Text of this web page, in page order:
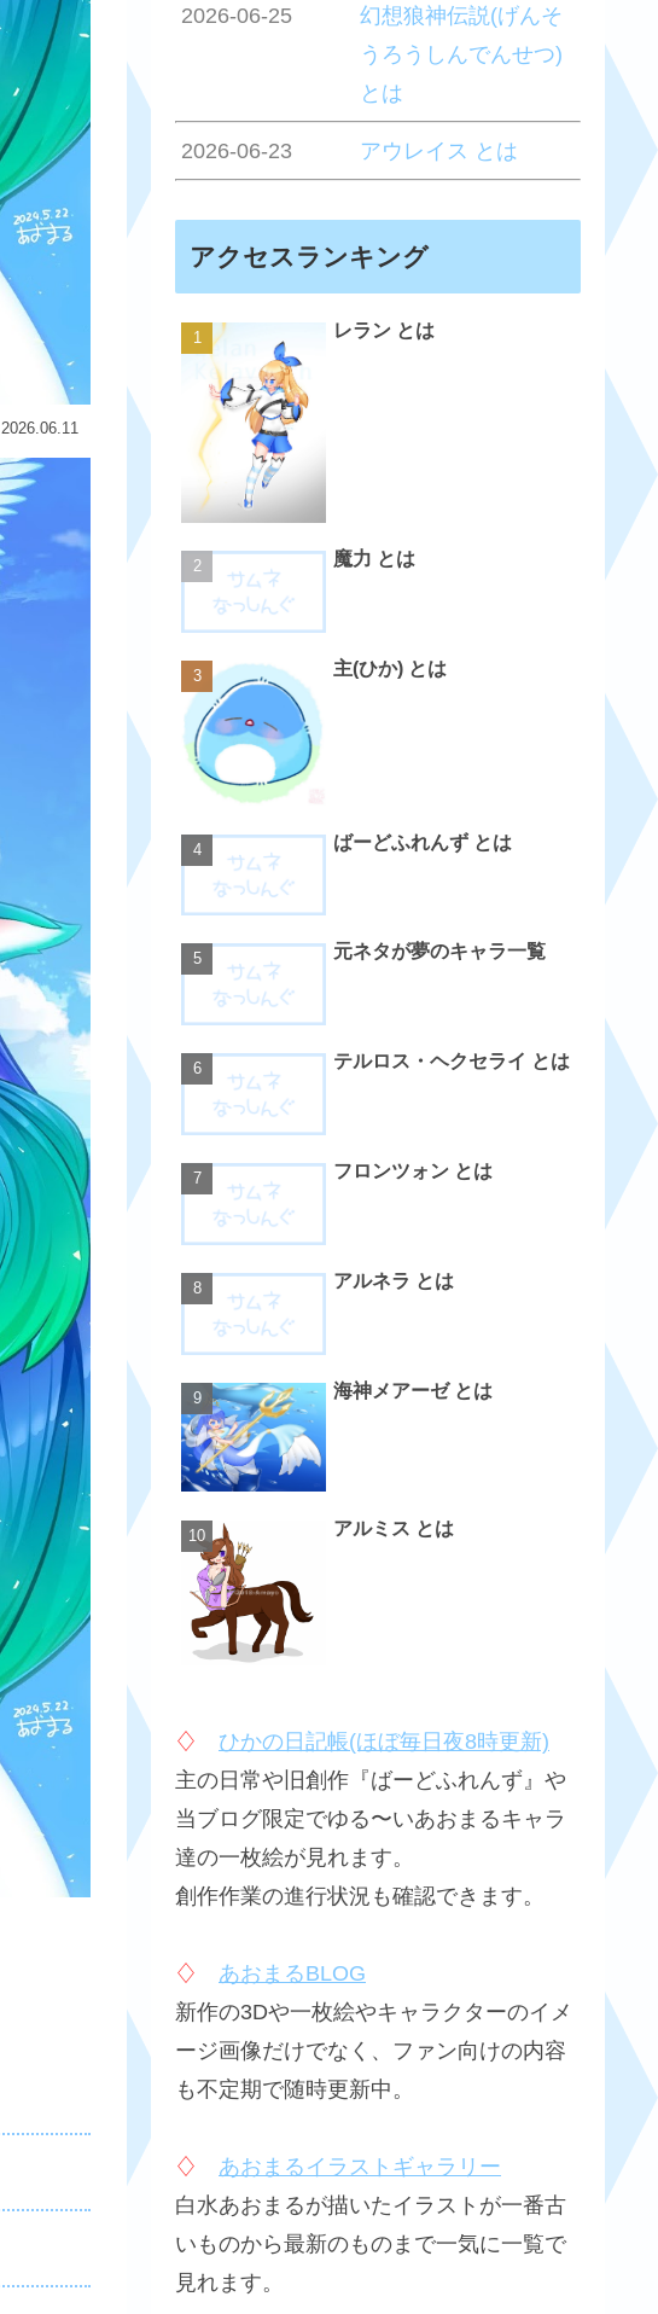
2026.06.11
2026-06-25
幻想狼神伝説(げんそ
うろうしんでんせつ)
とは
2026-06-23 アウレイス とは
アクセスランキング
レラン とは
魔力 とは
主(ひか) とは
ばーどふれんず とは
元ネタが夢のキャラ一覧
テルロス・ヘクセライ とは
フロンツォン とは
アルネラ とは
海神メアーゼ とは
アルミス とは
♢
ひかの日記帳(ほぼ毎日夜8時更新)
主の日常や旧創作『ばーどふれんず』や
当ブログ限定でゆる〜いあおまるキャラ
達の一枚絵が見れます。
創作作業の進行状況も確認できます。
♢
あおまるBLOG
新作の3Dや一枚絵やキャラクターのイメ
ージ画像だけでなく、ファン向けの内容
も不定期で随時更新中。
♢
あおまるイラストギャラリー
白水あおまるが描いたイラストが一番古
いものから最新のものまで一気に一覧で
見れます。